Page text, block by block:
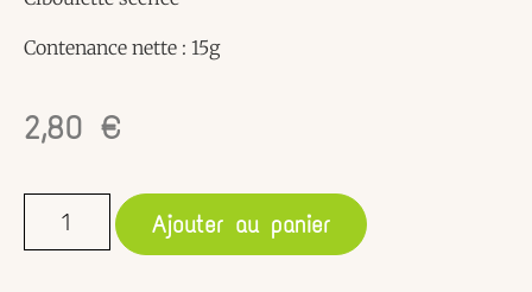
Contenance nette : 15g
2,80 €
Ajouter au panier